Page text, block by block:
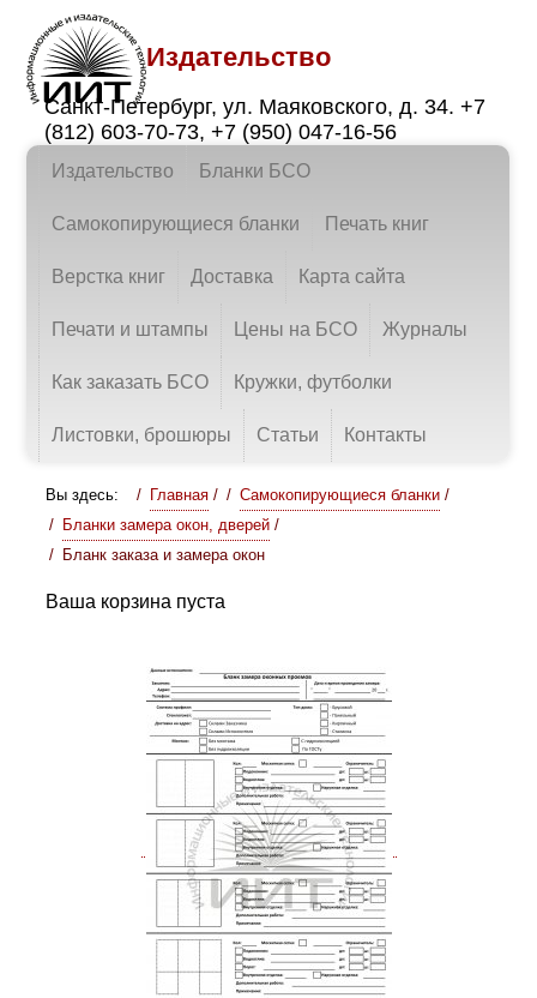
Издательство
Санкт-Петербург,ул. Маяковского, д. 34. +7
(812) 603-70-73,+7 (950) 047-16-56
Издательство Бланки БСО
Самокопирующиеся бланки Печать книг
Верстка книг Доставка Карта сайта
Печати и штампы Цены на БСО Журналы
Как заказать БСО Кружки, футболки
Листовки, брошюры Статьи Контакты
Вы здесь: Главная / Самокопирующиеся бланки /
Бланки замера окон, дверей /
Бланк заказа и замера окон
Ваша корзина пуста